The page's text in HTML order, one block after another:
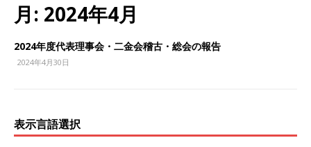
月: 2024年4月
2024年度代表理事会・二金会稽古・総会の報告
2024年4月30日
表示言語選択